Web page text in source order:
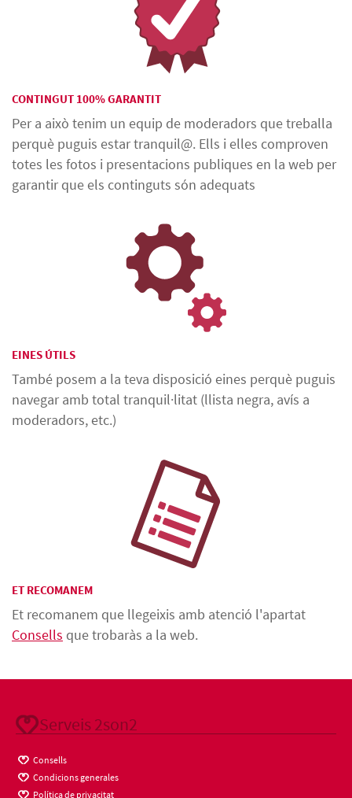
CONTINGUT 100% GARANTIT
Per a això tenim un equip de moderadors que treballa
perquè puguis estar tranquil@. Ells i elles comproven
totes les fotos i presentacions publiques en la web per
garantir que els continguts són adequats
EINES ÚTILS
També posem a la teva disposició eines perquè puguis
navegar amb total tranquil·litat (llista negra, avís a
moderadors, etc.)
ET RECOMANEM
Et recomanem que llegeixis amb atenció l'apartat
Consells que trobaràs a la web.
Serveis 2son2
Consells
Condicions generales
Política de privacitat